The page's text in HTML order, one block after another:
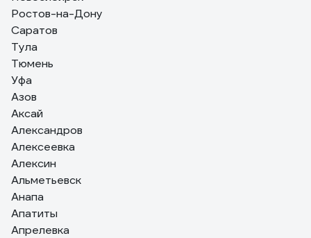
консистенция. Добавил 0,5 воды на 12 кг. Наносил
Рекомендую.
Ростов-на-Дону
Саратов
Тула
Тюмень
Уфа
Азов
Аксай
Александров
Алексеевка
Алексин
Альметьевск
Анапа
Апатиты
Апрелевка